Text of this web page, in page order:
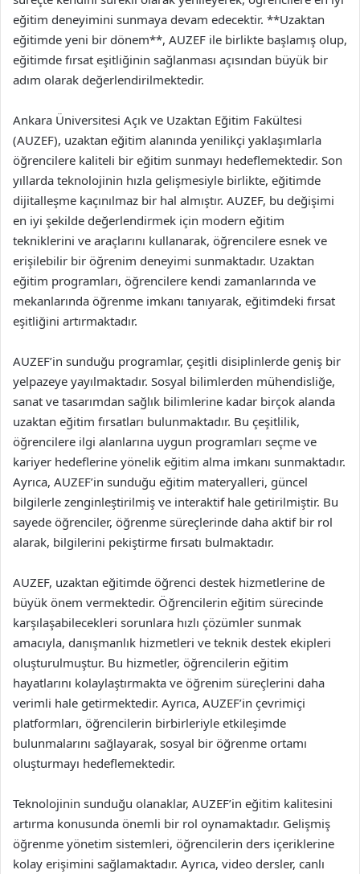
eğitim deneyimini sunmaya devam edecektir. **Uzaktan
eğitimde yeni bir dönem**, AUZEF ile birlikte başlamış olup,
eğitimde fırsat eşitliğinin sağlanması açısından büyük bir
adım olarak değerlendirilmektedir.
Ankara Üniversitesi Açık ve Uzaktan Eğitim Fakültesi
(AUZEF), uzaktan eğitim alanında yenilikçi yaklaşımlarla
öğrencilere kaliteli bir eğitim sunmayı hedeflemektedir. Son
yıllarda teknolojinin hızla gelişmesiyle birlikte, eğitimde
dijitalleşme kaçınılmaz bir hal almıştır. AUZEF, bu değişimi
en iyi şekilde değerlendirmek için modern eğitim
tekniklerini ve araçlarını kullanarak, öğrencilere esnek ve
erişilebilir bir öğrenim deneyimi sunmaktadır. Uzaktan
eğitim programları, öğrencilere kendi zamanlarında ve
mekanlarında öğrenme imkanı tanıyarak, eğitimdeki fırsat
eşitliğini artırmaktadır.
AUZEF’in sunduğu programlar, çeşitli disiplinlerde geniş bir
yelpazeye yayılmaktadır. Sosyal bilimlerden mühendisliğe,
sanat ve tasarımdan sağlık bilimlerine kadar birçok alanda
uzaktan eğitim fırsatları bulunmaktadır. Bu çeşitlilik,
öğrencilere ilgi alanlarına uygun programları seçme ve
kariyer hedeflerine yönelik eğitim alma imkanı sunmaktadır.
Ayrıca, AUZEF’in sunduğu eğitim materyalleri, güncel
bilgilerle zenginleştirilmiş ve interaktif hale getirilmiştir. Bu
sayede öğrenciler, öğrenme süreçlerinde daha aktif bir rol
alarak, bilgilerini pekiştirme fırsatı bulmaktadır.
AUZEF, uzaktan eğitimde öğrenci destek hizmetlerine de
büyük önem vermektedir. Öğrencilerin eğitim sürecinde
karşılaşabilecekleri sorunlara hızlı çözümler sunmak
amacıyla, danışmanlık hizmetleri ve teknik destek ekipleri
oluşturulmuştur. Bu hizmetler, öğrencilerin eğitim
hayatlarını kolaylaştırmakta ve öğrenim süreçlerini daha
verimli hale getirmektedir. Ayrıca, AUZEF’in çevrimiçi
platformları, öğrencilerin birbirleriyle etkileşimde
bulunmalarını sağlayarak, sosyal bir öğrenme ortamı
oluşturmayı hedeflemektedir.
Teknolojinin sunduğu olanaklar, AUZEF’in eğitim kalitesini
artırma konusunda önemli bir rol oynamaktadır. Gelişmiş
öğrenme yönetim sistemleri, öğrencilerin ders içeriklerine
kolay erişimini sağlamaktadır. Ayrıca, video dersler, canlı